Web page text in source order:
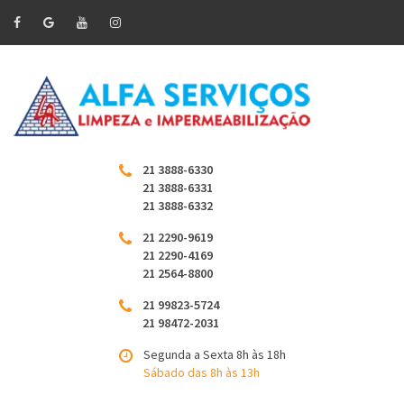
21 3888-6330
21 3888-6331
21 3888-6332
21 2290-9619
21 2290-4169
21 2564-8800
21 99823-5724
21 98472-2031
Segunda a Sexta 8h às 18h
Sábado das 8h às 13h